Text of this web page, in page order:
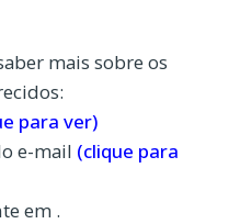
mais sobre os
para ver)
e-mail (clique para
em .